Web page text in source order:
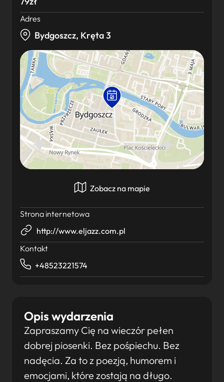
Opis wydarzenia
Zapraszamy Cię na wieczór pełen
dobrej piosenki. Bez pośpiechu. Bez
nadęcia. Za to z poezją, humorem i
emocjami, które zostają na długo.
Adres
Bydgoszcz, Kręta 3
Zobacz na mapie
Strona internetowa
http://www.eljazz.com.pl
Kontakt
+48523221574